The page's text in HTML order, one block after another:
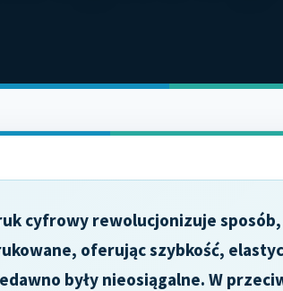
cyfrowy rewolucjonizuje
oferując szybkość,
były nieosiągalne. W